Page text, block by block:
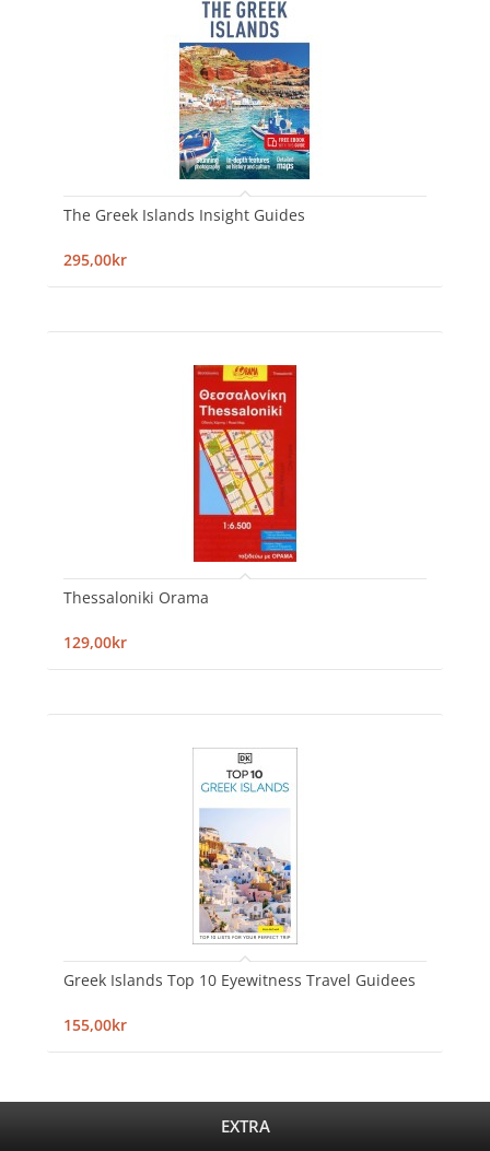
The Greek Islands Insight Guides
295,00kr
Thessaloniki Orama
129,00kr
Greek Islands Top 10 Eyewitness Travel Guidees
155,00kr
EXTRA